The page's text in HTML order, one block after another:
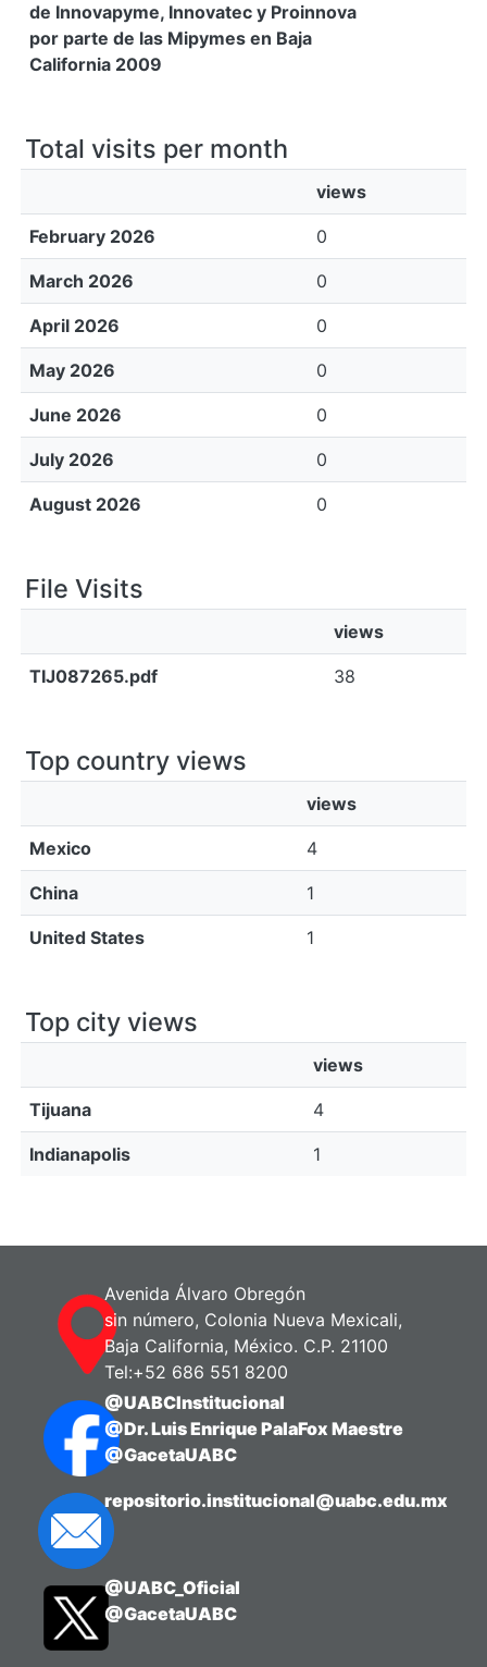
de Innovapyme, Innovatec y Proinnova
por parte de las Mipymes en Baja
California 2009
Total visits per month
views
February 2026 0
March 2026 0
April 2026 0
May 2026 0
June 2026 0
July 2026 0
August 2026 0
File Visits
views
TIJ087265.pdf 38
Top country views
views
Mexico 4
China 1
United States 1
Top city views
views
Tijuana 4
Indianapolis 1
Avenida Álvaro Obregón
sin número, Colonia Nueva Mexicali,
Baja California, México. C.P. 21100
Tel:+52 686 551 8200
@UABCInstitucional
@Dr. Luis Enrique PalaFox Maestre
@GacetaUABC
repositorio.institucional@uabc.edu.mx
@UABC_Oficial
@GacetaUABC